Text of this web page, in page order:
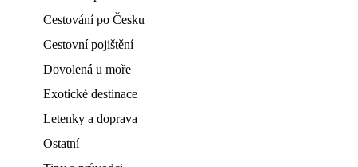
Cestování po Česku
Cestovní pojištění
Dovolená u moře
Exotické destinace
Letenky a doprava
Ostatní